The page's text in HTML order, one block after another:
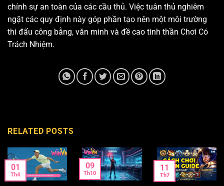
chính sự an toàn của các cầu thủ. Việc tuân thủ nghiêm
ngặt các quy định này góp phần tạo nên một môi trường
thi đấu công bằng, văn minh và đề cao tinh thần Chơi Có
Trách Nhiệm.
RELATED POSTS
01
Th4
09
Th10
11
Th7